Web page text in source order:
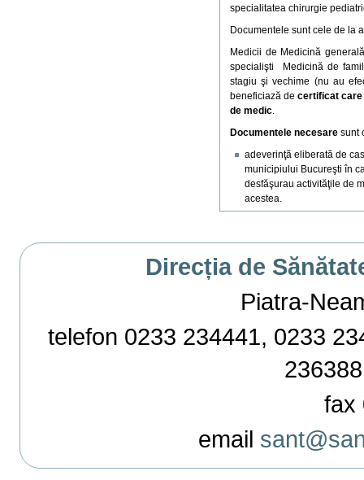
specialitatea chirurgie
Documentele sunt cele de la
Medicii de Medicină
specialişti Medicină de
stagiu şi vechime (nu au
beneficiază decertificat
de medic.
Documentele necesare sunt
adeverinţă eliberată de
municipiului Bucureşti în
desfăşurau activităţile de
acestea.
Direcția de
Piatra-
telefon 0233 234441, 0233
fax
email